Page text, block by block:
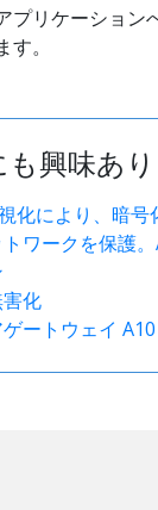
プリケーション
。
興味あ
化により、暗号
ワークを保護
化
ートウェイ